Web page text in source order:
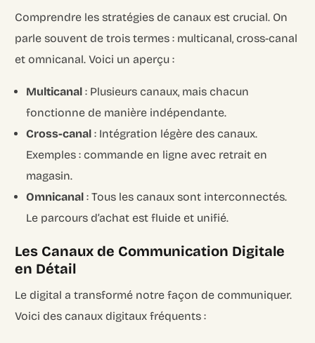
Comprendre les stratégies de canaux est crucial. On
parle souvent de trois termes : multicanal, cross-canal
et omnicanal. Voici un aperçu :
Multicanal : Plusieurs canaux, mais chacun
fonctionne de manière indépendante.
Cross-canal : Intégration légère des canaux.
Exemples : commande en ligne avec retrait en
magasin.
Omnicanal : Tous les canaux sont interconnectés.
Le parcours d’achat est fluide et unifié.
Les Canaux de Communication Digitale
en Détail
Le digital a transformé notre façon de communiquer.
Voici des canaux digitaux fréquents :